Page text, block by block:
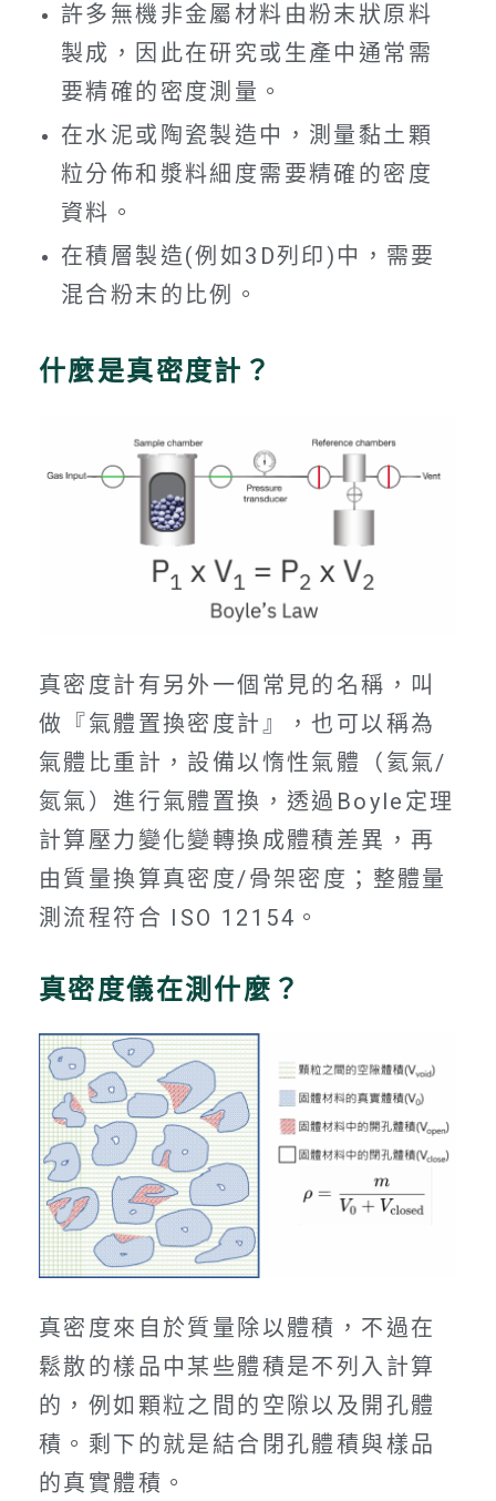
許多無機非金屬材料由粉末狀原料
製成，因此在研究或生產中通常需
要精確的密度測量。
在水泥或陶瓷製造中，測量黏土顆
粒分佈和漿料細度需要精確的密度
資料。
在積層製造(例如3D列印)中，需要
混合粉末的比例。
什麼是真密度計？
真密度計有另外一個常見的名稱，叫
做『氣體置換密度計』，也可以稱為
氣體比重計，設備以惰性氣體（氦氣/
氮氣）進行氣體置換，透過Boyle定理
計算壓力變化變轉換成體積差異，再
由質量換算真密度/骨架密度；整體量
測流程符合 ISO 12154。
真密度儀在測什麼？
真密度來自於質量除以體積，不過在
鬆散的樣品中某些體積是不列入計算
的，例如顆粒之間的空隙以及開孔體
積。剩下的就是結合閉孔體積與樣品
的真實體積。